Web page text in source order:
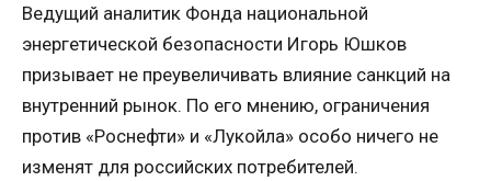
Ведущий аналитик Фонда национальной
энергетической безопасности Игорь Юшков
призывает не преувеличивать влияние санкций на
внутренний рынок. По его мнению, ограничения
против «Роснефти» и «Лукойла» особо ничего не
изменят для российских потребителей.